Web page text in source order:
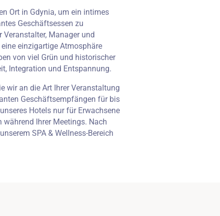
Ort in Gdynia, um ein intimes
Geschäftsessen zu
Manager und
einzigartige Atmosphäre
von viel Grün und historischer
Integration und Entspannung.
wir an die Art Ihrer Veranstaltung
Geschäftsempfängen für bis
Hotels nur für Erwachsene
Ihrer Meetings. Nach
SPA & Wellness-Bereich